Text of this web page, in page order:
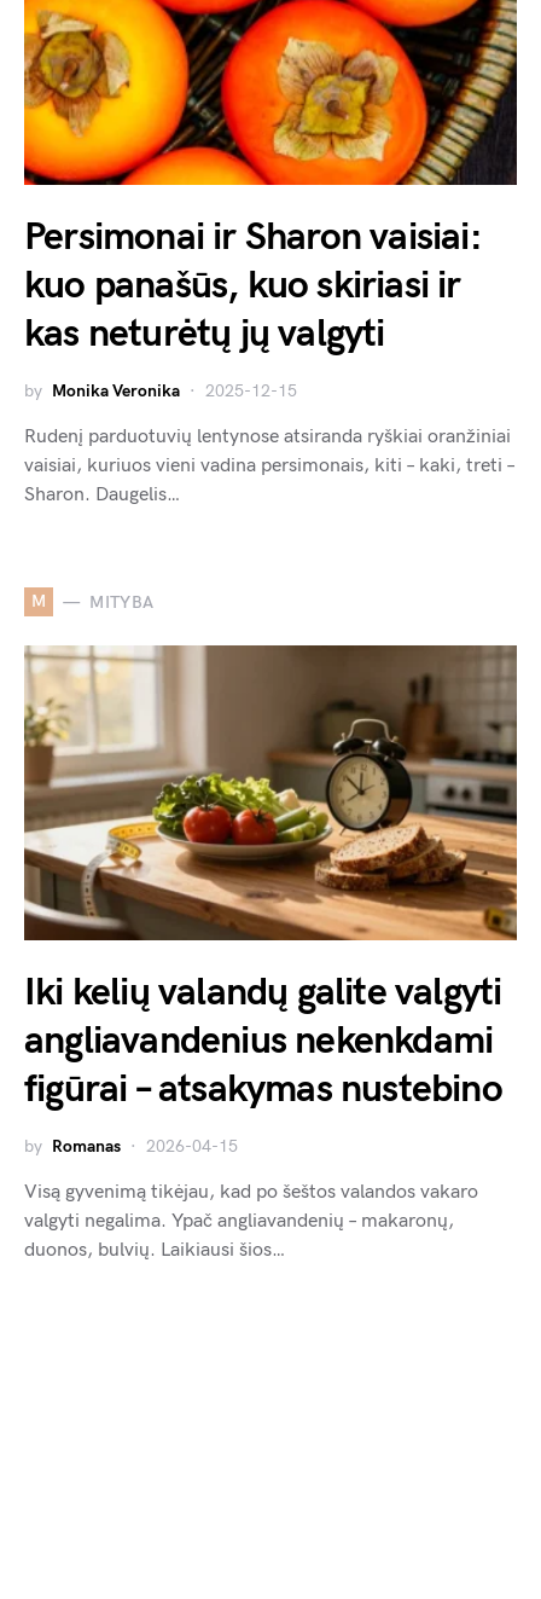
Persimonai ir Sharon vaisiai:
kuo panašūs, kuo skiriasi ir
kas neturėtų jų valgyti
by Monika Veronika 2025-12-15
Rudenį parduotuvių lentynose atsiranda ryškiai oranžiniai
vaisiai, kuriuos vieni vadina persimonais, kiti – kaki, treti –
Sharon. Daugelis…
M MITYBA
Iki kelių valandų galite valgyti
angliavandenius nekenkdami
figūrai – atsakymas nustebino
by Romanas 2026-04-15
Visą gyvenimą tikėjau, kad po šeštos valandos vakaro
valgyti negalima. Ypač angliavandenių – makaronų,
duonos, bulvių. Laikiausi šios…